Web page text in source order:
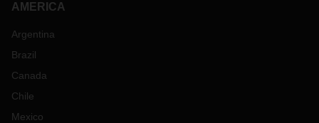
AMERICA
Argentina
Brazil
Canada
Chile
Mexico